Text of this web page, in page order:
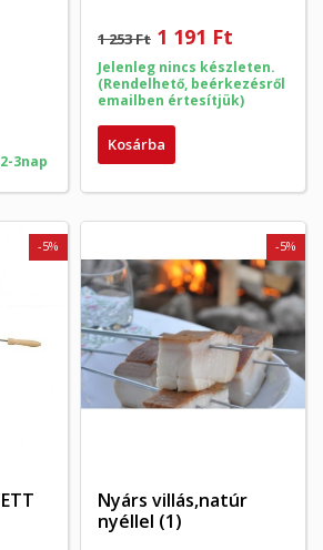
3nap
1 253 Ft 1 191 Ft
Jelenleg nincs készleten.
(Rendelhető, beérkezésről
emailben értesítjük)
Kosárba
-5%
Nyárs villás,natúr
nyéllel (1)
-5%